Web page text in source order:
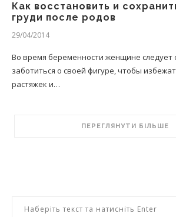
Как восстановить и
груди после родов
29/04/2014
Во время беременности женщине следует
заботиться о своей фигуре, чтобы
растяжек и…
ПЕРЕГЛЯНУТИ БІЛЬШЕ